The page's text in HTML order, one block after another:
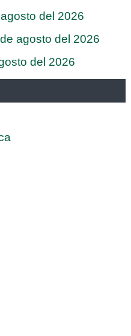
del 2026
agosto del 2026
del 2026